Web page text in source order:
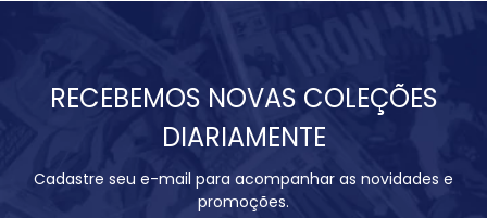
RECEBEMOS NOVAS COLEÇÕES
DIARIAMENTE
Cadastre seu e-mail para acompanhar as novidades e
promoções.